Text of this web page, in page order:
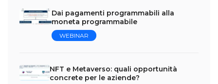
Dai pagamenti programmabili alla
moneta programmabile
WEBINAR
NFT e Metaverso: quali opportunità
concrete per le aziende?